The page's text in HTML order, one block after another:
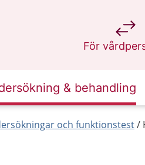
För
på 1177.se
& behandling
och funktionstest